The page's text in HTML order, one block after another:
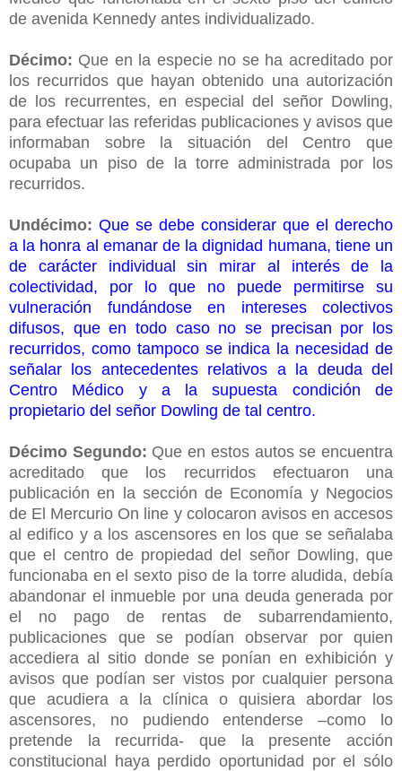
de avenida Kennedy antes individualizado.
Décimo: Que en la especie no se ha acreditado por
los recurridos que hayan obtenido una autorización
de los recurrentes, en especial del señor Dowling,
para efectuar las referidas publicaciones y avisos que
informaban sobre la situación del Centro que
ocupaba un piso de la torre administrada por los
recurridos.
Undécimo: Que se debe considerar que el derecho
a la honra al emanar de la dignidad humana, tiene un
de carácter individual sin mirar al interés de la
colectividad, por lo que no puede permitirse su
vulneración fundándose en intereses colectivos
difusos, que en todo caso no se precisan por los
recurridos, como tampoco se indica la necesidad de
señalar los antecedentes relativos a la deuda del
Centro Médico y a la supuesta condición de
propietario del señor Dowling de tal centro.
Décimo Segundo: Que en estos autos se encuentra
acreditado que los recurridos efectuaron una
publicación en la sección de Economía y Negocios
de El Mercurio On line y colocaron avisos en accesos
al edifico y a los ascensores en los que se señalaba
que el centro de propiedad del señor Dowling, que
funcionaba en el sexto piso de la torre aludida, debía
abandonar el inmueble por una deuda generada por
el no pago de rentas de subarrendamiento,
publicaciones que se podían observar por quien
accediera al sitio donde se ponían en exhibición y
avisos que podían ser vistos por cualquier persona
que acudiera a la clínica o quisiera abordar los
ascensores, no pudiendo entenderse –como lo
pretende la recurrida- que la presente acción
constitucional haya perdido oportunidad por el sólo